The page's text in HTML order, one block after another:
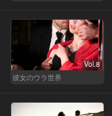
Vol.8
彼女のウラ世界